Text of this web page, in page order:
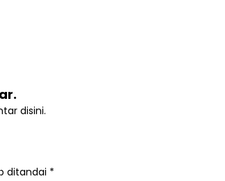
disini.
ditandai *